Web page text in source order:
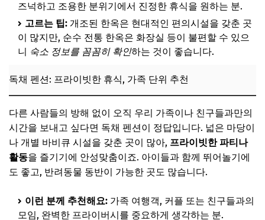
즈넉하고 조용한 분위기에서 진정한 휴식을 원하는 분.
고르는 팁: 개조된 한옥은 현대적인 편의시설을 갖춘 곳
이 많지만, 순수 전통 한옥은 화장실 등이 불편할 수 있으
니 숙소 정보를 꼼꼼히 확인하는 것이 좋습니다.
독채 펜션: 프라이빗한 휴식, 가족 단위 추천
다른 사람들의 방해 없이 오직 우리 가족이나 친구들과만의
시간을 보내고 싶다면 독채 펜션이 정답입니다. 넓은 마당이
나 개별 바비큐 시설을 갖춘 곳이 많아, 프라이빗한 파티나
활동을 즐기기에 안성맞춤이죠. 아이들과 함께 뛰어놀기에
도 좋고, 반려동물 동반이 가능한 곳도 많습니다.
이런 분께 추천해요: 가족 여행객, 커플 또는 친구들과의
모임, 완벽한 프라이버시를 중요하게 생각하는 분.